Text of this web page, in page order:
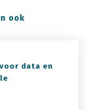
ook
data en